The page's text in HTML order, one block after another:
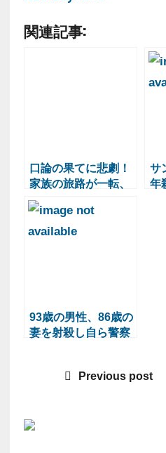
関連記事:
口論の果てに悲劇！
家族の旅路が一転、
運転手逮捕に
サ
年
93歳の男性、86歳の
妻を射殺し自ら警察
Previous post